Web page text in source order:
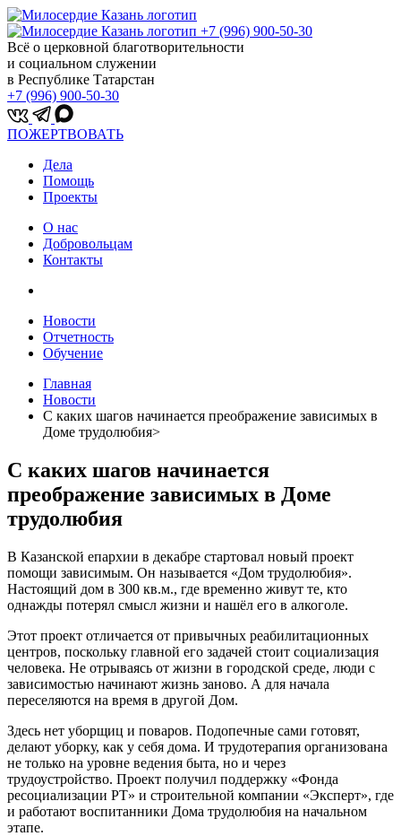
+7 (996) 900-50-30
Всё о церковной благотворительности
и социальном служении
в Республике Татарстан
+7 (996) 900-50-30
ПОЖЕРТВОВАТЬ
Дела
Помощь
Проекты
О нас
Добровольцам
Контакты
Новости
Отчетность
Обучение
Главная
Новости
С каких шагов начинается преображение зависимых в
Доме трудолюбия>
С каких шагов начинается
преображение зависимых в Доме
трудолюбия
В Казанской епархии в декабре стартовал новый проект
помощи зависимым. Он называется «Дом трудолюбия».
Настоящий дом в 300 кв.м., где временно живут те, кто
однажды потерял смысл жизни и нашёл его в алкоголе.
Этот проект отличается от привычных реабилитационных
центров, поскольку главной его задачей стоит социализация
человека. Не отрываясь от жизни в городской среде, люди с
зависимостью начинают жизнь заново. А для начала
переселяются на время в другой Дом.
Здесь нет уборщиц и поваров. Подопечные сами готовят,
делают уборку, как у себя дома. И трудотерапия организована
не только на уровне ведения быта, но и через
трудоустройство. Проект получил поддержку «Фонда
ресоциализации РТ» и строительной компании «Эксперт», где
и работают воспитанники Дома трудолюбия на начальном
этапе.